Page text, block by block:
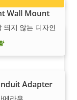
Wall Mount
띄지 않는 디자인
Adapter